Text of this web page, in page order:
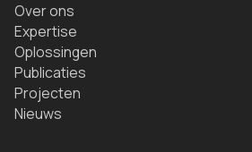
Over ons
Expertise
Oplossingen
Publicaties
Projecten
Nieuws